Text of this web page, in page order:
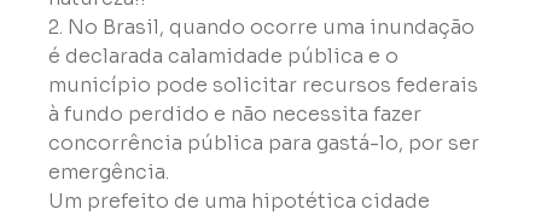
2. No Brasil, quando ocorre uma inundação
é declarada calamidade pública e o
município pode solicitar recursos federais
à fundo perdido e não necessita fazer
concorrência pública para gastá-lo, por ser
emergência.
Um prefeito de uma hipotética cidade